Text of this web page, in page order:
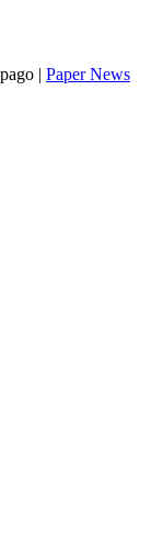
| Paper News